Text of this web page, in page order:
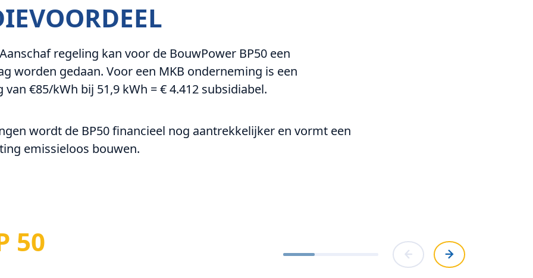
regeling kan voor de BouwPower BP50 een
worden gedaan. Voor een MKB onderneming is een
van €85/kWh bij 51,9 kWh = € 4.412 subsidiabel.
wordt de BP50 financieel nog aantrekkelijker en vormt een
emissieloos bouwen.
50